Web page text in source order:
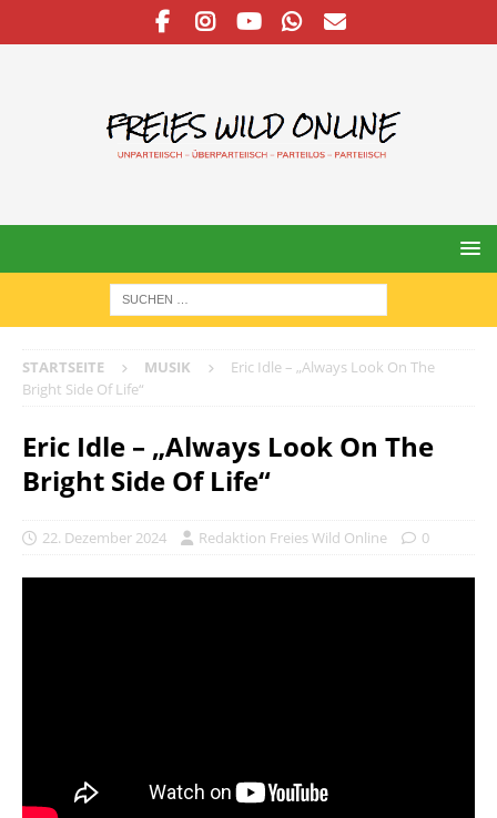
STARTSEITE MUSIK
Eric Idle – „Always Look On The
Bright Side Of Life“
Eric Idle – „Always Look On The
Bright Side Of Life“
22. Dezember 2024 Redaktion Freies Wild Online 0